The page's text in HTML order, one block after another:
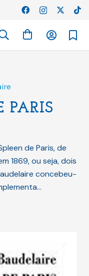
PARIS
de Paris, de
1869, ou seja, dois
concebeu-